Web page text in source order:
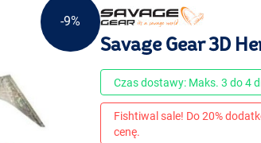
-9%
Savage Gear 3D
Czas dostawy: Maks. 3 do 4
Fishtiwal sale! Do 20%
cenę.